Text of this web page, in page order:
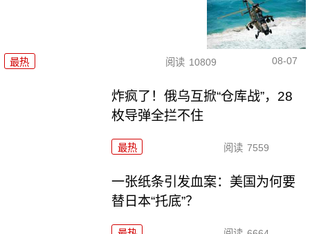
最热 阅读 10809 08-07
炸疯了！俄乌互掀“仓库战”，28
枚导弹全拦不住
最热 阅读 7559
一张纸条引发血案：美国为何要
替日本“托底”？